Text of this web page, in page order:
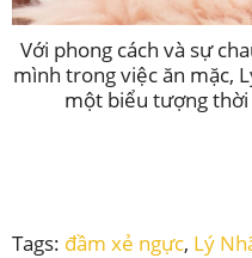
Với phong cách và sự
mình trong việc ăn mặc,
một biểu tượng thời
Tags: đầm xẻ ngực, Lý